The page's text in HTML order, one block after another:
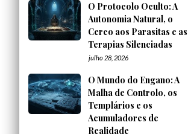
O Protocolo Oculto: A
Autonomia Natural, o
Cerco aos Parasitas e as
Terapias Silenciadas
julho 28, 2026
O Mundo do Engano: A
Malha de Controlo, os
Templários e os
Acumuladores de
Realidade